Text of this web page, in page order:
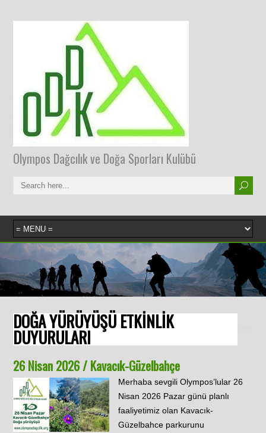
Olympos Dağcılık ve Doğa Sporları Kulübü
DOĞA YÜRÜYÜŞÜ ETKİNLİK
DUYURULARI
26 Nisan 2026 / Kavacık-Güzelbahçe
Merhaba sevgili Olympos’lular 26
Nisan 2026 Pazar günü planlı
faaliyetimiz olan Kavacık-
Güzelbahce parkurunu